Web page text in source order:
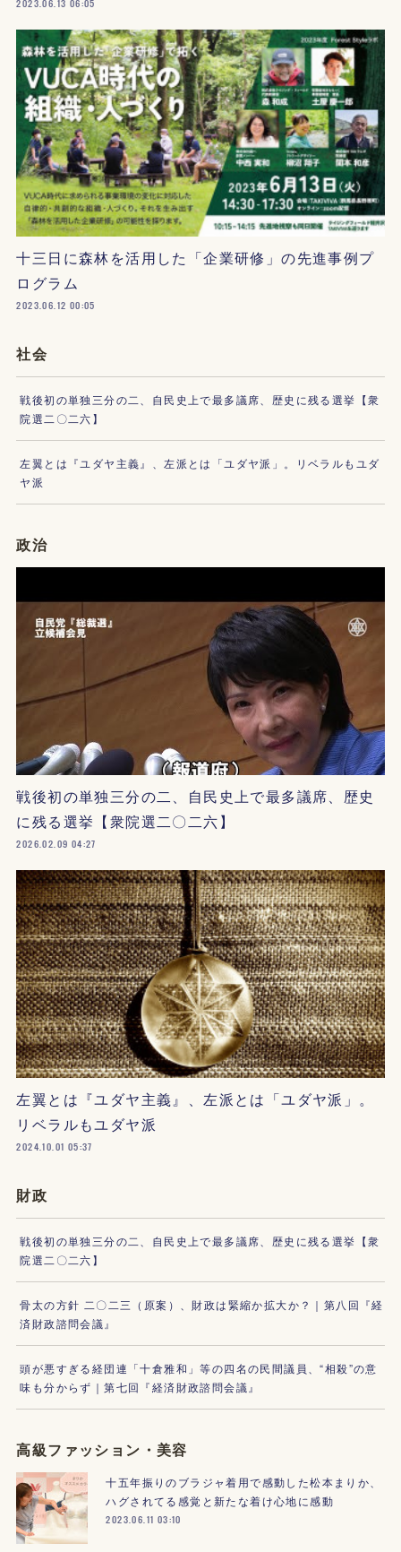
2023.06.13 06:05
十三日に森林を活用した「企業研修」の先進事例プ
ログラム
2023.06.12 00:05
社会
戦後初の単独三分の二、自民史上で最多議席、歴史に残る選挙【衆
院選二〇二六】
左翼とは『ユダヤ主義』、左派とは「ユダヤ派」。リベラルもユダ
ヤ派
政治
戦後初の単独三分の二、自民史上で最多議席、歴史
に残る選挙【衆院選二〇二六】
2026.02.09 04:27
左翼とは『ユダヤ主義』、左派とは「ユダヤ派」。
リベラルもユダヤ派
2024.10.01 05:37
財政
戦後初の単独三分の二、自民史上で最多議席、歴史に残る選挙【衆
院選二〇二六】
骨太の方針 二〇二三（原案）、財政は緊縮か拡大か？｜第八回『経
済財政諮問会議』
頭が悪すぎる経団連「十倉雅和」等の四名の民間議員、“相殺”の意
味も分からず｜第七回『経済財政諮問会議』
高級ファッション・美容
十五年振りのブラジャ着用で感動した松本まりか、
ハグされてる感覚と新たな着け心地に感動
2023.06.11 03:10